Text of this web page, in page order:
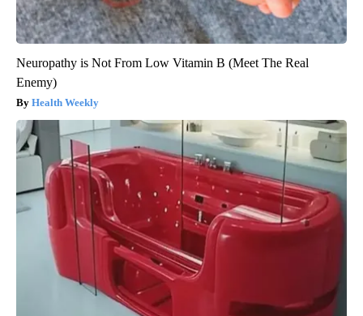
Neuropathy is Not From Low Vitamin B (Meet The Real
Enemy)
Health Weekly